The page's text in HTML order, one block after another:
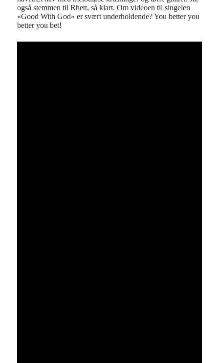
også stemmen til Rhett, så klart. Om videoen til singelen
«Good With God» er svært underholdende? You better you
better you bet!